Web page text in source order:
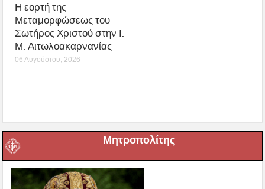
Η εορτή της
Μεταμορφώσεως του
Σωτήρος Χριστού στην Ι.
Μ. Αιτωλοακαρνανίας
06 Αυγούστου, 2026
Μητροπολίτης